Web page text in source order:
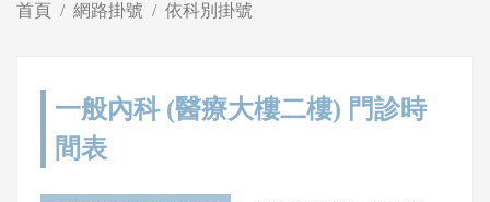
首頁 網路掛號 依科別掛號
一般內科 (醫療大樓二樓) 門診時
間表